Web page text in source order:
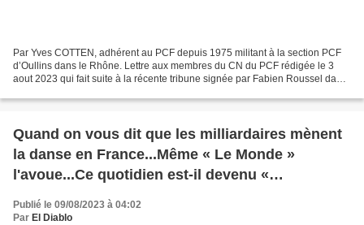
Par Yves COTTEN, adhérent au PCF depuis 1975 militant à la section PCF
d’Oullins dans le Rhône. Lettre aux membres du CN du PCF rédigée le 3
aout 2023 qui fait suite à la récente tribune signée par Fabien Roussel dans
Quand on vous dit que les milliardaires mènent
la danse en France...Même « Le Monde »
l'avoue...Ce quotidien est-il devenu «
complotiste » ? - Par Jean LÉVY
Publié le 09/08/2023 à 04:02
Par El Diablo